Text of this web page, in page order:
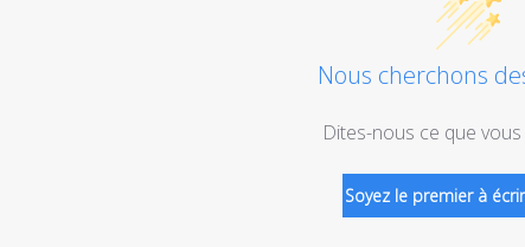
Nous cherchons
Dites-nous ce que
Soyez le premier à